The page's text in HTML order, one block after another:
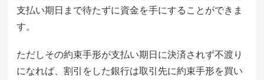
支払い期日まで待たずに資金を手にすることができま
す。
ただしその約束手形が支払い期日に決済されず不渡り
になれば、割引をした銀行は取引先に約束手形を買い